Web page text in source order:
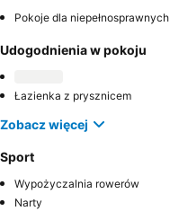
Pokoje dla niepełnosprawnych
Udogodnienia w pokoju
Łazienka z prysznicem
Zobacz więcej
Sport
Wypożyczalnia rowerów
Narty